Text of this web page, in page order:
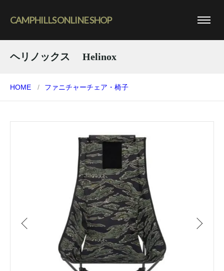
CAMPHILLS ONLINE SHOP
ヘリノックス Helinox
HOME ファニチャーチェア・椅子